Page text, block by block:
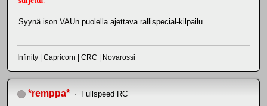
Syynä ison VAUn puolella ajettava rallispecial-kilpailu.
Infinity | Capricorn | CRC | Novarossi
*remppa* Fullspeed RC